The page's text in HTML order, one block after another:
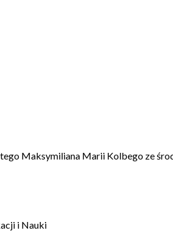
Maksymiliana Marii Kolbego ze
i Nauki